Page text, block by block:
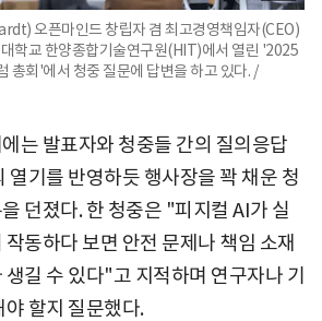
오픈마인드 창립자 겸 최고경영책임자(CEO)
학교 한양종합기술연구원(HIT)에서 열린 '2025
총회'에서 청중 질문에 답변을 하고 있다. /
는 발표자와 청중들 간의 질의응답
열기를 반영하듯 행사장을 꽉 채운 청
던졌다. 한 청중은 "피지컬 AI가 실
동하다 보면 안전 문제나 책임 소재
길 수 있다"고 지적하며 연구자나 기
할지 질문했다.